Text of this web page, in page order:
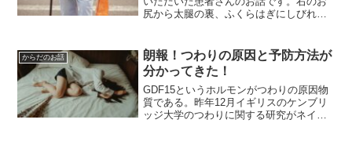
尻から太腿の裏、ふくらはぎにしびれが
症と診断され、しびれを治すには手術す
るしかないと言われたそ...
からだのお話
朗報！つわりの原因と予防方法が
分かってきた！
GDF15というホルモンがつわりの原因物
質である。昨年12月イギリスのケンブリ
ッジ大学のつわりに関する研究がネイチ